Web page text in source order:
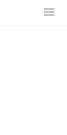
Toggle